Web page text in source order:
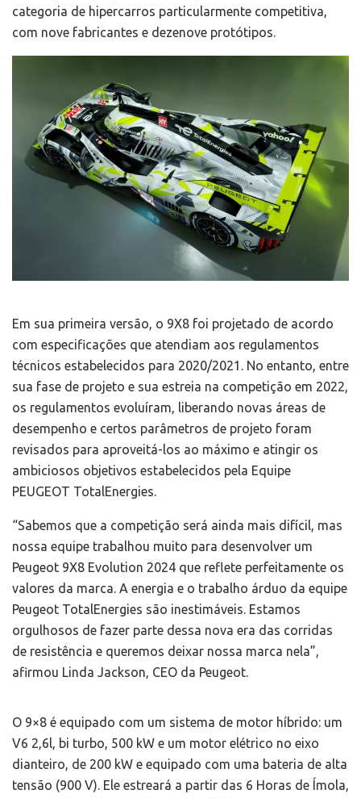
categoria de hipercarros particularmente competitiva,
com nove fabricantes e dezenove protótipos.
Em sua primeira versão, o 9X8 foi projetado de acordo
com especificações que atendiam aos regulamentos
técnicos estabelecidos para 2020/2021. No entanto, entre
sua fase de projeto e sua estreia na competição em 2022,
os regulamentos evoluíram, liberando novas áreas de
desempenho e certos parâmetros de projeto foram
revisados para aproveitá-los ao máximo e atingir os
ambiciosos objetivos estabelecidos pela Equipe
PEUGEOT TotalEnergies.
“Sabemos que a competição será ainda mais difícil, mas
nossa equipe trabalhou muito para desenvolver um
Peugeot 9X8 Evolution 2024 que reflete perfeitamente os
valores da marca. A energia e o trabalho árduo da equipe
Peugeot TotalEnergies são inestimáveis. Estamos
orgulhosos de fazer parte dessa nova era das corridas
de resistência e queremos deixar nossa marca nela”,
afirmou Linda Jackson, CEO da Peugeot.
O 9×8 é equipado com um sistema de motor híbrido: um
V6 2,6l, bi turbo, 500 kW e um motor elétrico no eixo
dianteiro, de 200 kW e equipado com uma bateria de alta
tensão (900 V). Ele estreará a partir das 6 Horas de Ímola,